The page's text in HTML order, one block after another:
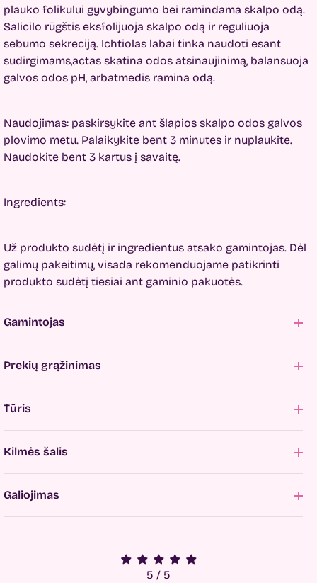
plauko folikului gyvybingumo bei ramindama skalpo odą.
Salicilo rūgštis eksfolijuoja skalpo odą ir reguliuoja
sebumo sekreciją. Ichtiolas labai tinka naudoti esant
sudirgimams,actas skatina odos atsinaujinimą, balansuoja
galvos odos pH, arbatmedis ramina odą.
Naudojimas: paskirsykite ant šlapios skalpo odos galvos
plovimo metu. Palaikykite bent 3 minutes ir nuplaukite.
Naudokite bent 3 kartus į savaitę.
Ingredients:
Už produkto sudėtį ir ingredientus atsako gamintojas. Dėl
galimų pakeitimų, visada rekomenduojame patikrinti
produkto sudėtį tiesiai ant gaminio pakuotės.
Gamintojas
Prekių grąžinimas
Tūris
Kilmės šalis
Galiojimas
5 / 5